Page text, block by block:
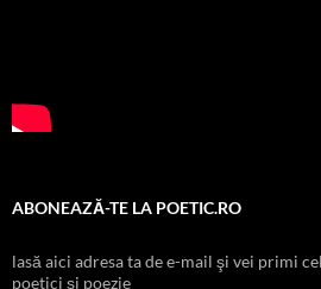
ABONEAZĂ-TE LA POETIC.RO
lasă aici adresa ta de e-mail şi vei primi
poetici şi poezie